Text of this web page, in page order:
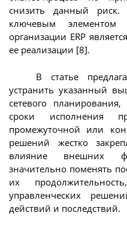
снизить данный риск.
ключевым элементом
организации ERP
ее реализации [8].
В статье
устранить указанный
сетевого
сроки исполнения
промежуточной или
решений жестко
влияние внешних
значительно поменять
их
управленческих
действий и последствий.